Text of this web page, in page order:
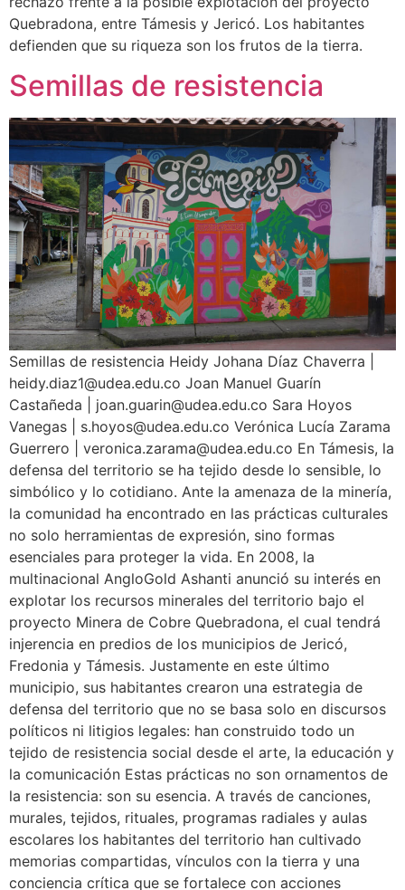
Quebradona, entre Támesis y Jericó. Los habitantes
defienden que su riqueza son los frutos de la tierra.
Semillas de resistencia
Semillas de resistencia Heidy Johana Díaz Chaverra |
heidy.diaz1@udea.edu.co Joan Manuel Guarín
Castañeda | joan.guarin@udea.edu.co Sara Hoyos
Vanegas | s.hoyos@udea.edu.co Verónica Lucía Zarama
Guerrero | veronica.zarama@udea.edu.co En Támesis, la
defensa del territorio se ha tejido desde lo sensible, lo
simbólico y lo cotidiano. Ante la amenaza de la minería,
la comunidad ha encontrado en las prácticas culturales
no solo herramientas de expresión, sino formas
esenciales para proteger la vida. En 2008, la
multinacional AngloGold Ashanti anunció su interés en
explotar los recursos minerales del territorio bajo el
proyecto Minera de Cobre Quebradona, el cual tendrá
injerencia en predios de los municipios de Jericó,
Fredonia y Támesis. Justamente en este último
municipio, sus habitantes crearon una estrategia de
defensa del territorio que no se basa solo en discursos
políticos ni litigios legales: han construido todo un
tejido de resistencia social desde el arte, la educación y
la comunicación Estas prácticas no son ornamentos de
la resistencia: son su esencia. A través de canciones,
murales, tejidos, rituales, programas radiales y aulas
escolares los habitantes del territorio han cultivado
memorias compartidas, vínculos con la tierra y una
conciencia crítica que se fortalece con acciones